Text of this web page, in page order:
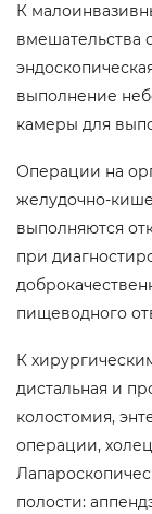
К
вмешательства
выполнение
камеры для
Операции на
желудочно-
выполняются
при
пищеводного
К
дистальная и
колостомия,
операции,
полости: